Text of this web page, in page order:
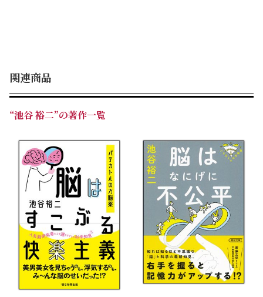
関連商品
“池谷 裕二”の著作一覧